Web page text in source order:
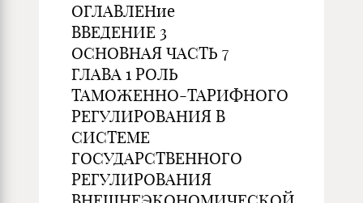
ОГЛАВЛЕНие
ВВЕДЕНИЕ 3
ОСНОВНАЯ ЧАСТЬ 7
ГЛАВА 1 РОЛЬ
ТАМОЖЕННО-ТАРИФНОГО
РЕГУЛИРОВАНИЯ В
СИСТЕМЕ
ГОСУДАРСТВЕННОГО
РЕГУЛИРОВАНИЯ